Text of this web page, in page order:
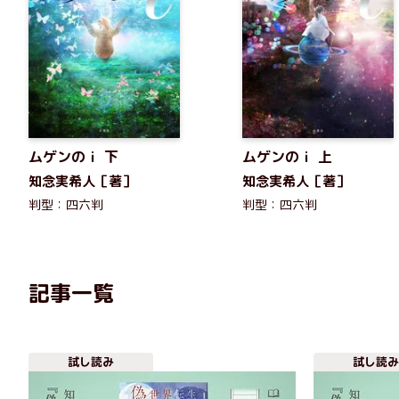
ムゲンのｉ 下
知念実希人［著］
判型：四六判
ムゲンのｉ 上
知念実希人［著］
判型：四六判
記事一覧
試し読み 試し読み